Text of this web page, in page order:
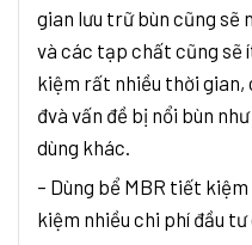
gian lưu trữ bùn cũng sẽ
và các tạp chất cũng sẽ
kiệm rất nhiều thời gian,
đvà vấn đề bị nổi bùn
dùng khác.
– Dùng bể MBR tiết
kiệm nhiều chi phí đầu tư